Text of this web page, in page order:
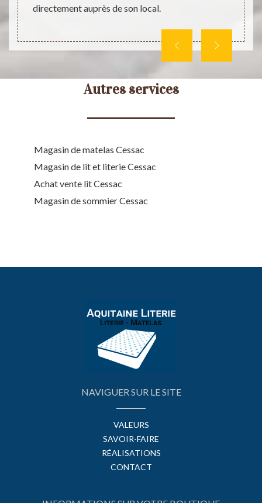
directement auprès de son local.
Autres services
Magasin de matelas Cessac
Magasin de lit et literie Cessac
Achat vente lit Cessac
Magasin de sommier Cessac
NAVIGUER SUR LE SITE
VALEURS
SAVOIR-FAIRE
RÉALISATIONS
CONTACT